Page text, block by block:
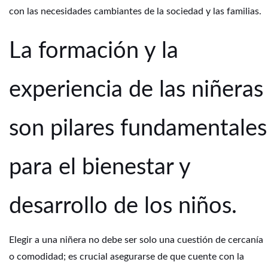
con las necesidades cambiantes de la sociedad y las familias.
La formación y la
experiencia de las niñeras
son pilares fundamentales
para el bienestar y
desarrollo de los niños.
Elegir a una niñera no debe ser solo una cuestión de cercanía
o comodidad; es crucial asegurarse de que cuente con la